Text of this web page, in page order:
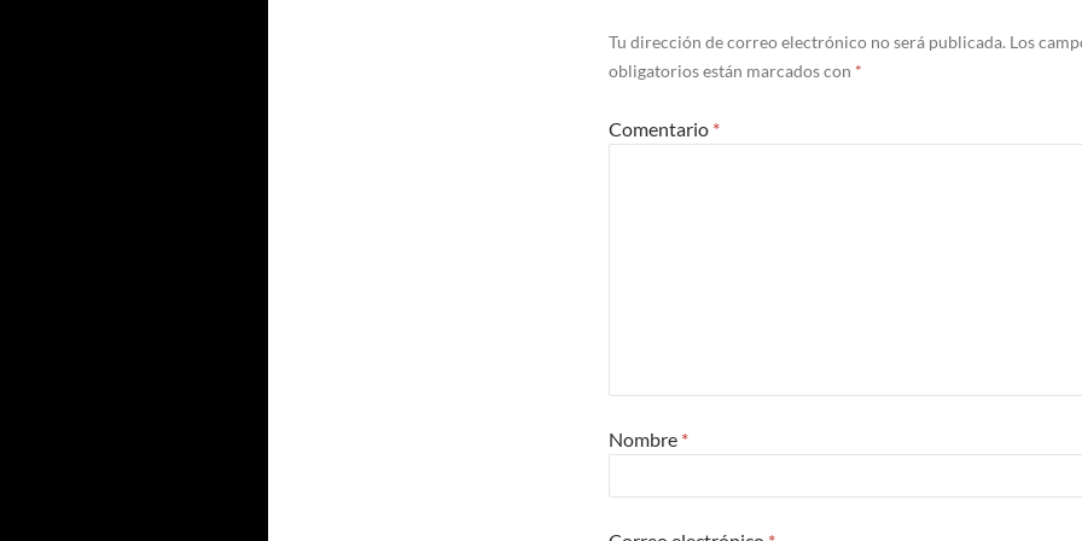
Tu dirección de correo electrónico no será publicada. Los
obligatorios están marcados con *
Comentario *
Nombre *